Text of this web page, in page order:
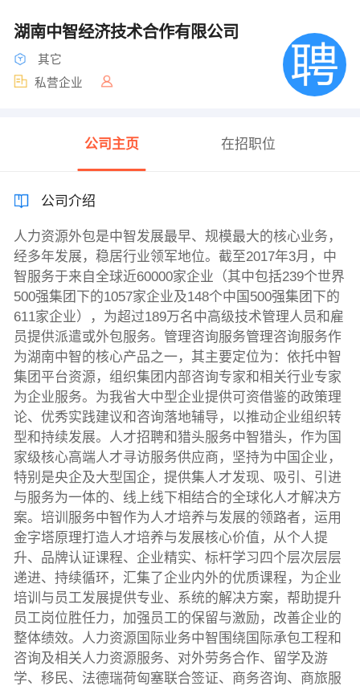
湖南中智经济技术合作有限公司
其它
私营企业
公司主页 在招职位
公司介绍
人力资源外包是中智发展最早、规模最大的核心业务，
经多年发展，稳居行业领军地位。截至2017年3月，中
智服务于来自全球近60000家企业（其中包括239个世界
500强集团下的1057家企业及148个中国500强集团下的
611家企业），为超过189万名中高级技术管理人员和雇
员提供派遣或外包服务。管理咨询服务管理咨询服务作
为湖南中智的核心产品之一，其主要定位为：依托中智
集团平台资源，组织集团内部咨询专家和相关行业专家
为企业服务。为我省大中型企业提供可资借鉴的政策理
论、优秀实践建议和咨询落地辅导，以推动企业组织转
型和持续发展。人才招聘和猎头服务中智猎头，作为国
家级核心高端人才寻访服务供应商，坚持为中国企业，
特别是央企及大型国企，提供集人才发现、吸引、引进
与服务为一体的、线上线下相结合的全球化人才解决方
案。培训服务中智作为人才培养与发展的领路者，运用
金字塔原理打造人才培养与发展核心价值，从个人提
升、品牌认证课程、企业精实、标杆学习四个层次层层
递进、持续循环，汇集了企业内外的优质课程，为企业
培训与员工发展提供专业、系统的解决方案，帮助提升
员工岗位胜任力，加强员工的保留与激励，改善企业的
整体绩效。人力资源国际业务中智围绕国际承包工程和
咨询及相关人力资源服务、对外劳务合作、留学及游
学、移民、法德瑞荷匈塞联合签证、商务咨询、商旅服